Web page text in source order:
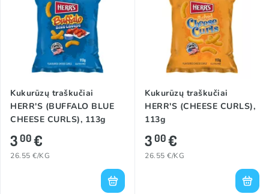
Kukurūzų traškučiai
HERR'S (BUFFALO BLUE
CHEESE CURLS), 113g
300€
26.55 €/KG
Kukurūzų traškučiai
HERR'S (CHEESE CURLS),
113g
300€
26.55 €/KG